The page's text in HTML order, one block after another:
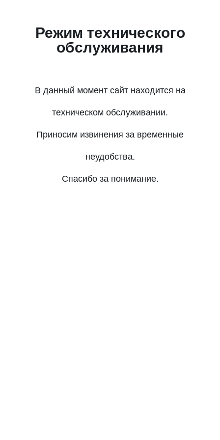
Режим технического
обслуживания
В данный момент сайт находится на
техническом обслуживании.
Приносим извинения за временные
неудобства.
Спасибо за понимание.